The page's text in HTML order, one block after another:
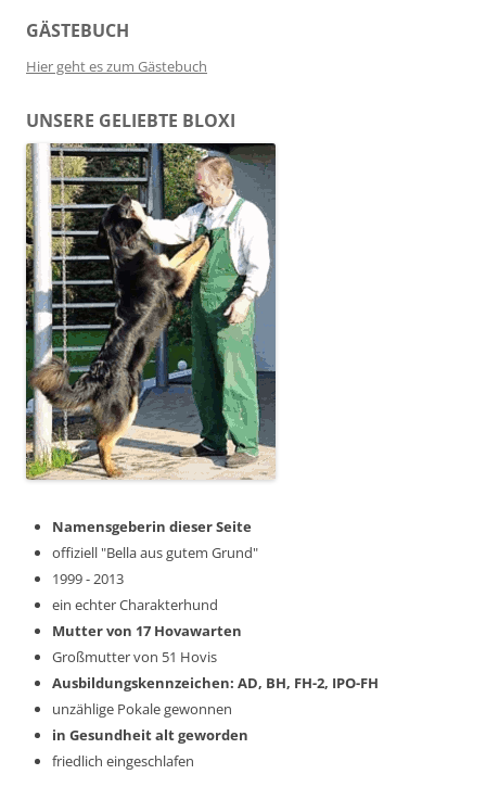
GÄSTEBUCH
Hier geht es zum Gästebuch
UNSERE GELIEBTE BLOXI
Namensgeberin dieser Seite
offiziell "Bella aus gutem Grund"
1999 - 2013
ein echter Charakterhund
Mutter von 17 Hovawarten
Großmutter von 51 Hovis
Ausbildungskennzeichen: AD, BH, FH-2, IPO-FH
unzählige Pokale gewonnen
in Gesundheit alt geworden
friedlich eingeschlafen